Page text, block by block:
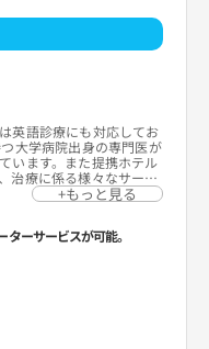
英語診療にも対応してお
大学病院出身の専門医が
います。また提携ホテル
治療に係る様々なサービ
麻酔や睡眠麻酔で痛みの
さい。
+もっと見る
ーサービスが可能。